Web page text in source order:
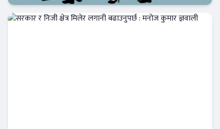
Banner News